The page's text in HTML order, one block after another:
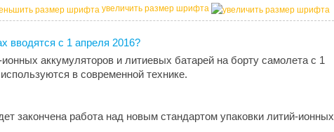
увеличить размер шрифта
аккумуляторов и литиевых батарей на борту самолета с 1
в современной технике.
закончена работа над новым стандартом упаковки литий-ионных